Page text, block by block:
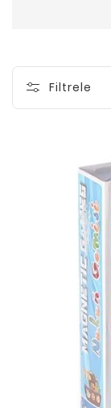
Filtrele